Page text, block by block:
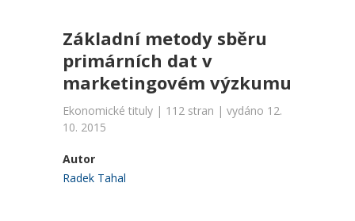
Základní metody sběru
primárních dat v
marketingovém výzkumu
Ekonomické tituly | 112 stran | vydáno 12.
10. 2015
Autor
Radek Tahal